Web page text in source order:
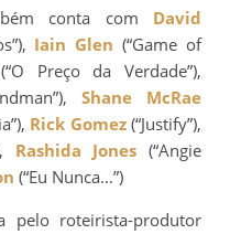
conta com David
Iain Glen (“Game of
(“O Preço da Verdade”),
Shane McRae
Rick Gomez(“Justify”),
Rashida Jones (“Angie
(“Eu Nunca…”)
pelo roteirista-produtor